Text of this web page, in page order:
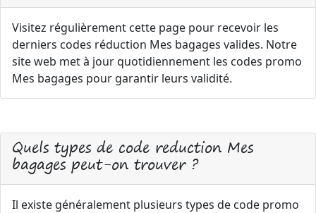
Visitez régulièrement cette page pour recevoir les
derniers codes réduction Mes bagages valides. Notre
site web met à jour quotidiennement les codes promo
Mes bagages pour garantir leurs validité.
Quels types de code reduction Mes
bagages peut-on trouver ?
Il existe généralement plusieurs types de code promo